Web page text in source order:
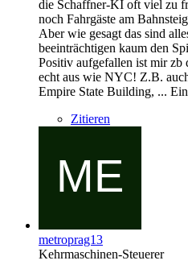
die Schaffner-KI oft viel zu
noch Fahrgäste am
Aber wie gesagt das sind
beeinträchtigen kaum den
Positiv aufgefallen ist mir zb
echt aus wie NYC! Z.B.
Empire State Building, ...
Zitieren
metroprag13
Kehrmaschinen-Steuerer